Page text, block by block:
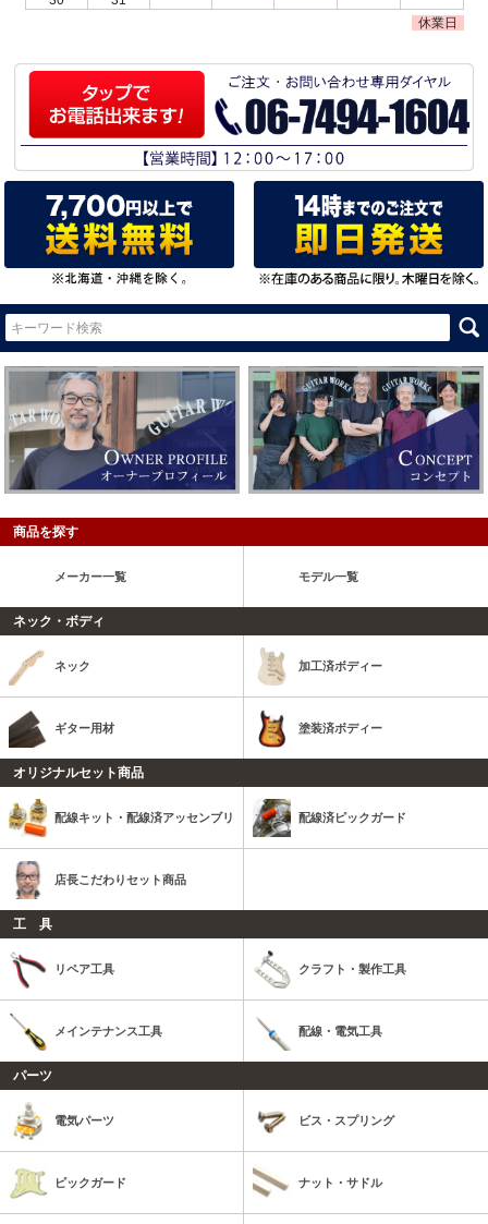
休業日
商品を探す
メーカー一覧 モデル一覧
ネック・ボディ
ネック 加工済ボディー
ギター用材 塗装済ボディー
オリジナルセット商品
配線キット・配線済アッセンブリ 配線済ピックガード
店長こだわりセット商品
工 具
リペア工具 クラフト・製作工具
メインテナンス工具 配線・電気工具
パーツ
電気パーツ ビス・スプリング
ピックガード ナット・サドル